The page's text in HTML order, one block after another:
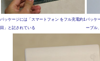
パッケージには「スマートフォン をフル充電約1
回」と記されている
パッケ
ーブル